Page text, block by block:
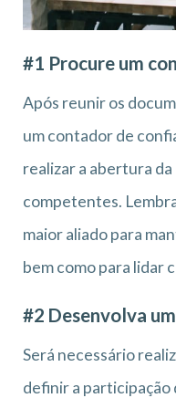
#1 Procure um
Após reunir os
um contador de
realizar a abertura
competentes.
maior aliado para
bem como para lidar
#2 Desenvolva
Será necessário
definir a participação